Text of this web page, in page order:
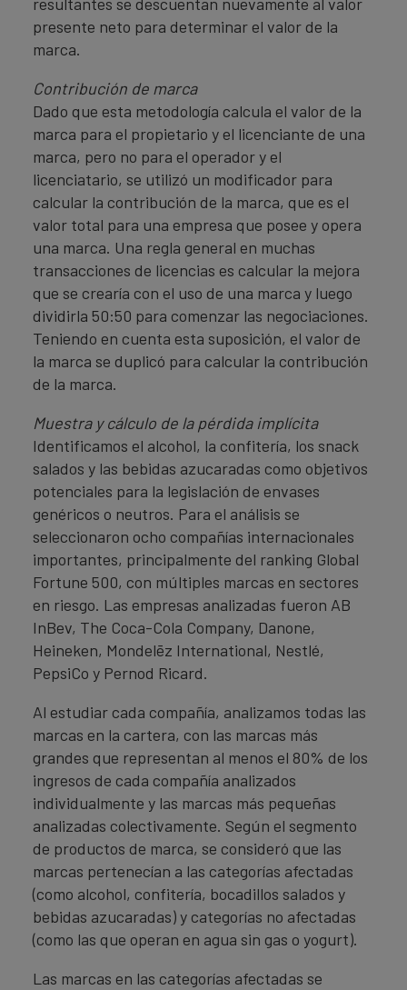
presente neto para determinar el valor de la
marca.
Contribución de marca
Dado que esta metodología calcula el valor de la
marca para el propietario y el licenciante de una
marca, pero no para el operador y el
licenciatario, se utilizó un modificador para
calcular la contribución de la marca, que es el
valor total para una empresa que posee y opera
una marca. Una regla general en muchas
transacciones de licencias es calcular la mejora
que se crearía con el uso de una marca y luego
dividirla 50:50 para comenzar las negociaciones.
Teniendo en cuenta esta suposición, el valor de
la marca se duplicó para calcular la contribución
de la marca.
Muestra y cálculo de la pérdida implícita
Identificamos el alcohol, la confitería, los snack
salados y las bebidas azucaradas como objetivos
potenciales para la legislación de envases
genéricos o neutros. Para el análisis se
seleccionaron ocho compañías internacionales
importantes, principalmente del ranking Global
Fortune 500, con múltiples marcas en sectores
en riesgo. Las empresas analizadas fueron AB
InBev, The Coca-Cola Company, Danone,
Heineken, Mondelēz International, Nestlé,
PepsiCo y Pernod Ricard.
Al estudiar cada compañía, analizamos todas las
marcas en la cartera, con las marcas más
grandes que representan al menos el 80% de los
ingresos de cada compañía analizados
individualmente y las marcas más pequeñas
analizadas colectivamente. Según el segmento
de productos de marca, se consideró que las
marcas pertenecían a las categorías afectadas
(como alcohol, confitería, bocadillos salados y
bebidas azucaradas) y categorías no afectadas
(como las que operan en agua sin gas o yogurt).
Las marcas en las categorías afectadas se